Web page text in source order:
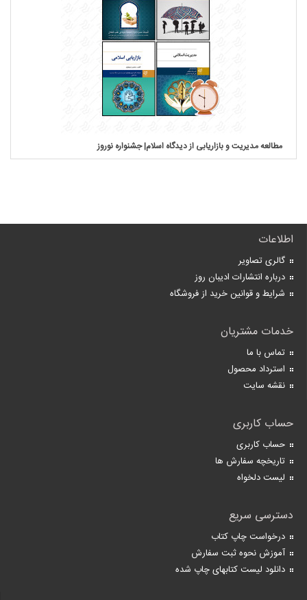
مطالعه مدیریت و بازاریابی از دیدگاه اسلام| جشنواره نوروز
اطلاعات
گالری تصاویر
درباره انتشارات ادیبان روز
شرایط و قوانین خرید از فروشگاه
خدمات مشتریان
تماس با ما
استرداد محصول
نقشه سایت
حساب کاربری
حساب کاربری
تاریخچه سفارش ها
لیست دلخواه
دسترسی سریع
درخواست چاپ کتاب
آموزش نحوه ثبت سفارش
دانلود لیست کتابهای چاپ شده